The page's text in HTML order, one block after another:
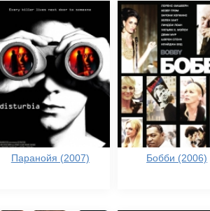
Паранойя (2007) Бобби (2006)